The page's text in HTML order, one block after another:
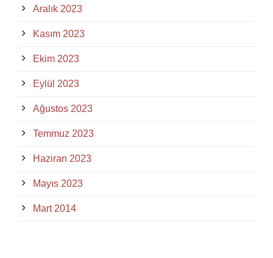
Aralık 2023
Kasım 2023
Ekim 2023
Eylül 2023
Ağustos 2023
Temmuz 2023
Haziran 2023
Mayıs 2023
Mart 2014